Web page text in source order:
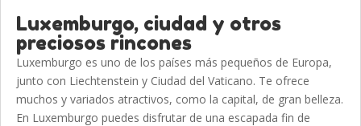
Luxemburgo, ciudad y otros
preciosos rincones
Luxemburgo es uno de los países más pequeños de Europa,
junto con Liechtenstein y Ciudad del Vaticano. Te ofrece
muchos y variados atractivos, como la capital, de gran belleza.
En Luxemburgo puedes disfrutar de una escapada fin de